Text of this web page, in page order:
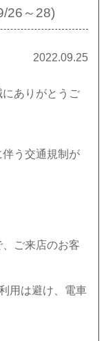
26～28)
2022.09.25
ありがとうご
う交通規制が
ご来店のお客
用は避け、電車